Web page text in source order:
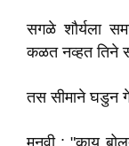
सगळे शौर्यला
कळत नव्हत तिने
तस सीमाने घडुन
मनवी : "काय